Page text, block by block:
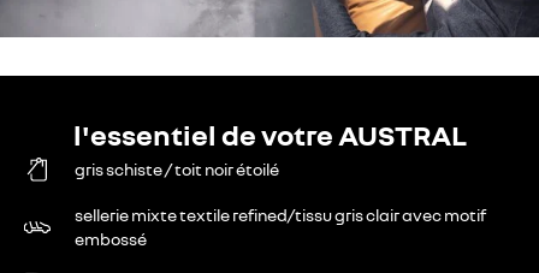
l'essentiel de votre AUSTRAL
gris schiste / toit noir étoilé
sellerie mixte textile refined/tissu gris clair avec motif
embossé